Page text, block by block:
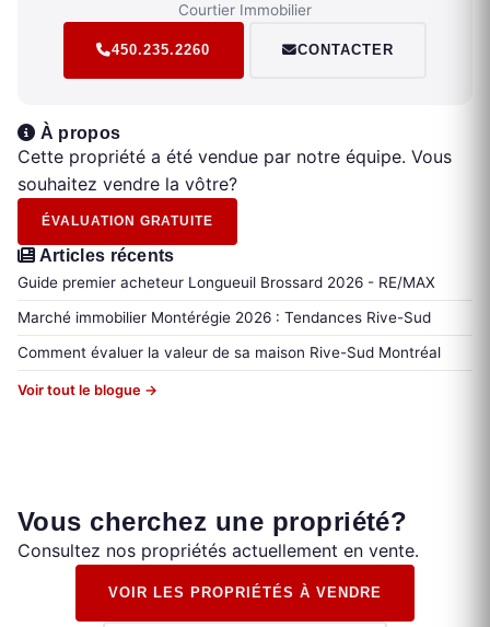
Courtier Immobilier
450.235.2260 CONTACTER
À propos
Cette propriété a été vendue par notre équipe. Vous
souhaitez vendre la vôtre?
ÉVALUATION GRATUITE
Articles récents
Guide premier acheteur Longueuil Brossard 2026 - RE/MAX
Marché immobilier Montérégie 2026 : Tendances Rive-Sud
Comment évaluer la valeur de sa maison Rive-Sud Montréal
Voir tout le blogue →
Vous cherchez une propriété?
Consultez nos propriétés actuellement en vente.
VOIR LES PROPRIÉTÉS À VENDRE